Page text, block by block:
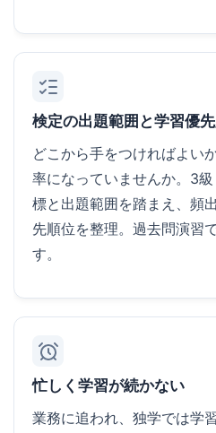
検定の出題範囲と学習優
どこから手をつければよい
率になっていませんか。3
標と出題範囲を踏まえ、頻
先順位を整理。過去問演習
す。
忙しく学習が続かない
業務に追われ、独学では学